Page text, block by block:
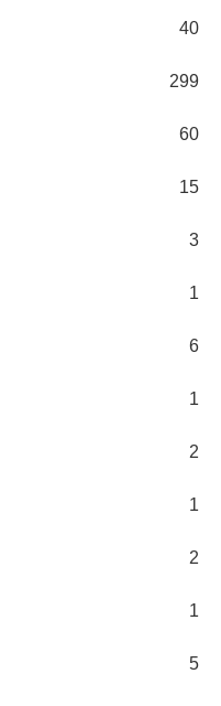
40
299
60
15
3
1
6
1
2
1
2
1
5